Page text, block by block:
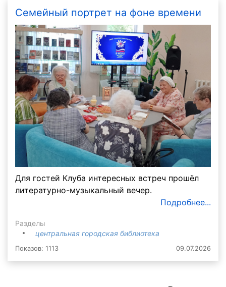
Семейный портрет на фоне времени
Для гостей Клуба интересных встреч прошёл
литературно-музыкальный вечер.
Подробнее...
Разделы
центральная городская библиотека
Показов: 1113 09.07.2026